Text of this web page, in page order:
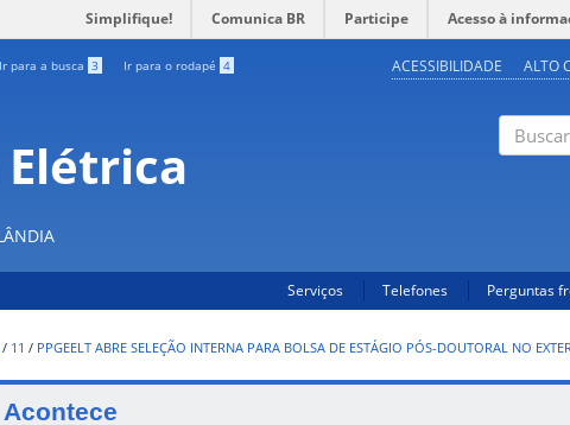
Simplifique! Comunica BR Participe Acesso à
Ir para a busca 3 Ir para o rodapé 4 ACESSIBILIDADE ALTO
Serviços Telefones Perguntas
/ 11 / PPGEELT ABRE SELEÇÃO INTERNA PARA BOLSA DE ESTÁGIO PÓS-DOUTORAL NO
Acontece